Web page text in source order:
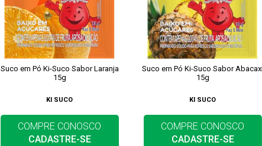
Suco em Pó Ki-Suco Sabor Laranja
15g
KI SUCO
COMPRE CONOSCO
CADASTRE-SE
Suco em Pó Ki-Suco Sabor
15g
KI SUCO
COMPRE CONOSCO
CADASTRE-SE